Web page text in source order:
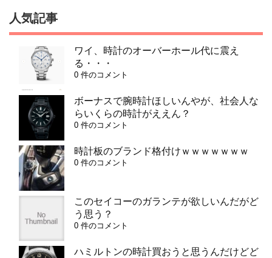
人気記事
ワイ、時計のオーバーホール代に震え
る・・・
0 件のコメント
ボーナスで腕時計ほしいんやが、社会人な
らいくらの時計がええん？
0 件のコメント
時計板のブランド格付けｗｗｗｗｗｗｗ
0 件のコメント
このセイコーのガランテが欲しいんだがど
う思う？
0 件のコメント
ハミルトンの時計買おうと思うんだけどど